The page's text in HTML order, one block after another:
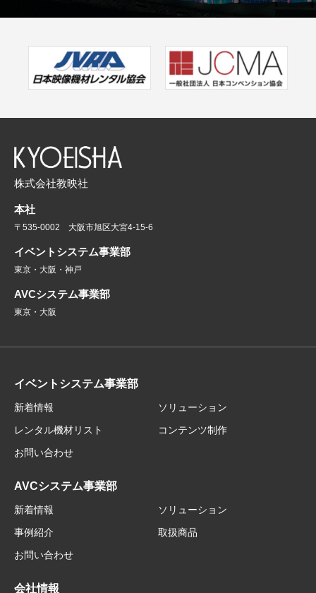
株式会社教映社
本社
〒535-0002 大阪市旭区大宮4-15-6
イベントシステム事業部
東京・大阪・神戸
AVCシステム事業部
東京・大阪
イベントシステム事業部
新着情報
ソリューション
レンタル機材リスト
コンテンツ制作
お問い合わせ
AVCシステム事業部
新着情報
ソリューション
事例紹介
取扱商品
お問い合わせ
会社情報